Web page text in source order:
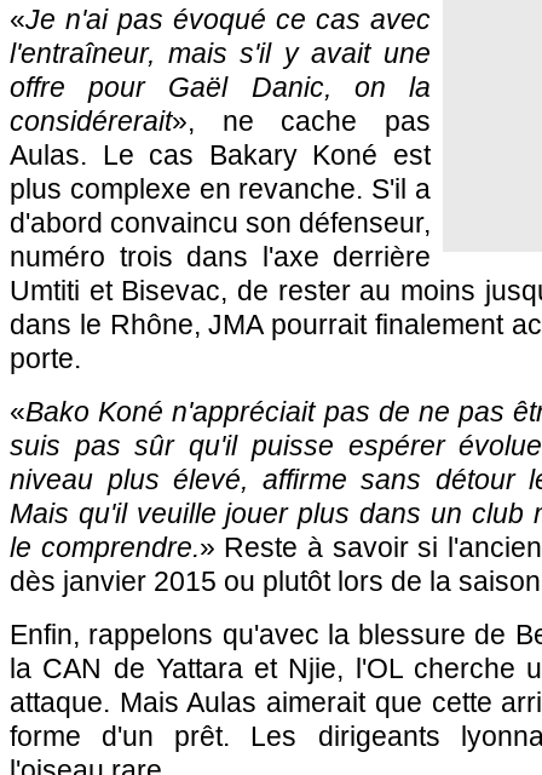
«Je n'ai pas évoqué ce cas avec
l'entraîneur, mais s'il y avait une
offre pour Gaël Danic, on la
considérerait», ne cache pas
Aulas. Le cas Bakary Koné est
plus complexe en revanche. S'il a
d'abord convaincu son défenseur,
numéro trois dans l'axe derrière
Umtiti et Bisevac, de rester au moins
dans le Rhône, JMA pourrait finalement
porte.
«Bako Koné n'appréciait pas de ne pas
suis pas sûr qu'il puisse espérer
niveau plus élevé, affirme sans détour
Mais qu'il veuille jouer plus dans un club
le comprendre.» Reste à savoir si
dès janvier 2015 ou plutôt lors de la
Enfin, rappelons qu'avec la blessure de
la CAN de Yattara et Njie, l'OL cherche
attaque. Mais Aulas aimerait que cette
forme d'un prêt. Les dirigeants